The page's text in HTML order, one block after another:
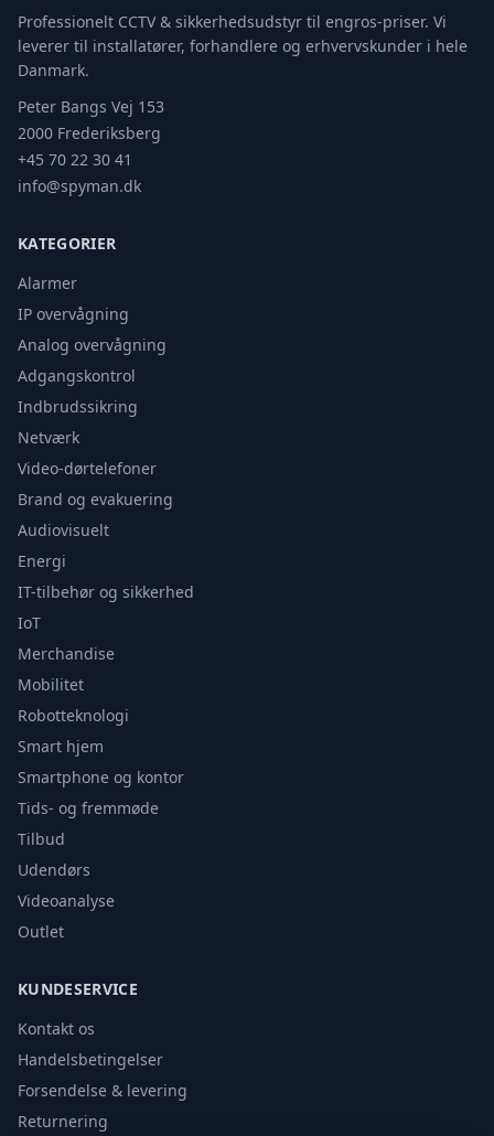
Professionelt CCTV & sikkerhedsudstyr til engros-priser. Vi
leverer til installatører, forhandlere og erhvervskunder i hele
Danmark.
Peter Bangs Vej 153
2000 Frederiksberg
+45 70 22 30 41
info@spyman.dk
KATEGORIER
Alarmer
IP overvågning
Analog overvågning
Adgangskontrol
Indbrudssikring
Netværk
Video-dørtelefoner
Brand og evakuering
Audiovisuelt
Energi
IT-tilbehør og sikkerhed
IoT
Merchandise
Mobilitet
Robotteknologi
Smart hjem
Smartphone og kontor
Tids- og fremmøde
Tilbud
Udendørs
Videoanalyse
Outlet
KUNDESERVICE
Kontakt os
Handelsbetingelser
Forsendelse & levering
Returnering